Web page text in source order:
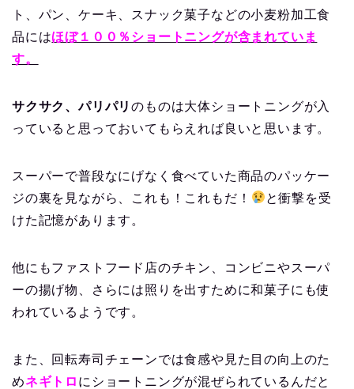
ト、パン、ケーキ、スナック菓子などの小麦粉加工食
品にはほぼ１００％ショートニングが含まれていま
す。
サクサク、パリパリのものは大体ショートニングが入
っていると思っておいてもらえれば良いと思います。
スーパーで普段なにげなく食べていた商品のパッケー
ジの裏を見ながら、これも！これもだ！
と衝撃を受
けた記憶があります。
他にもファストフード店のチキン、コンビニやスーパ
ーの揚げ物、さらには照りを出すために和菓子にも使
われているようです。
また、回転寿司チェーンでは食感や見た目の向上のた
めネギトロ にショートニングが混ぜられているんだと